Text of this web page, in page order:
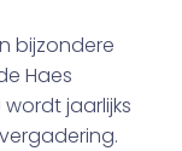
bijzondere
Haes
jaarlijks